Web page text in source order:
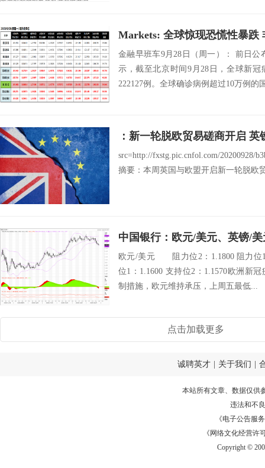
Markets: 全球惊现恐慌性暴跌
金融早班车9月28日（周一）： 前日
示，截至北京时间9月28日，全球新冠
222127例。全球确诊病例超过10万例的
：新一轮脱欧贸易磋商开启 英
src=http://fxstg.pic.cnfol.com/20200928/
摘要：本周英国与欧盟开启新一轮脱欧
欧元/美元 阻力位2：1.1800 阻力位1
位1：1.1600 支持位2：1.1570欧洲新
制措施，欧元维持承压，上周五最低...
点击加载更多
诚聘英才 关于我们
本站所有文章、数据仅供
违法和不
《电子公告服务
《网络文化经营许
Copyright ©